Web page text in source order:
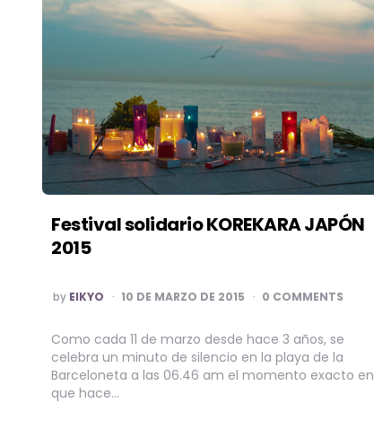
Festival solidario KOREKARA JAPÓN
2015
POSTED
BY
by EIKYO 10 DE MARZO DE 2015 0 COMMENTS
Como cada 11 de marzo desde hace 3 años, se
celebra un minuto de silencio en la playa de la
Barceloneta a las 06.46 am el momento exacto
que hace…